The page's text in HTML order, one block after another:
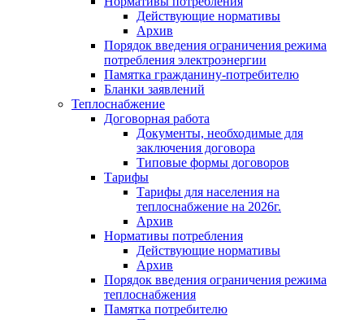
Действующие нормативы
Архив
Порядок введения ограничения режима
потребления электроэнергии
Памятка гражданину-потребителю
Бланки заявлений
Теплоснабжение
Договорная работа
Документы, необходимые для
заключения договора
Типовые формы договоров
Тарифы
Тарифы для населения на
теплоснабжение на 2026г.
Архив
Нормативы потребления
Действующие нормативы
Архив
Порядок введения ограничения режима
теплоснабжения
Памятка потребителю